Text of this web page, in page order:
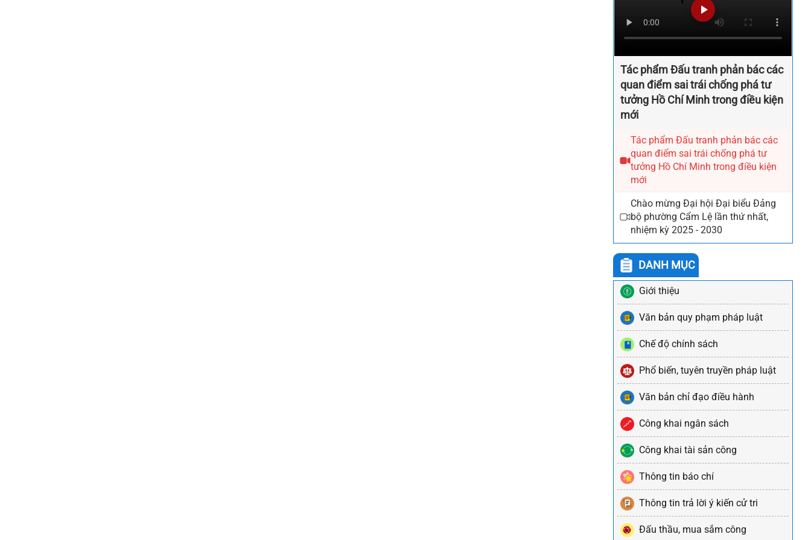
Tác phẩm Đấu tranh phản bác các
quan điểm sai trái chống phá tư
tưởng Hồ Chí Minh trong điều kiện
mới
Tác phẩm Đấu tranh phản bác các
quan điểm sai trái chống phá tư
tưởng Hồ Chí Minh trong điều kiện
mới
Chào mừng Đại hội Đại biểu Đảng
bộ phường Cẩm Lệ lần thứ nhất,
nhiệm kỳ 2025 - 2030
DANH MỤC
Giới thiệu
Văn bản quy phạm pháp luật
Chế độ chính sách
Phổ biến, tuyên truyền pháp luật
Văn bản chỉ đạo điều hành
Công khai ngân sách
Công khai tài sản công
Thông tin báo chí
Thông tin trả lời ý kiến cử tri
Đấu thầu, mua sắm công